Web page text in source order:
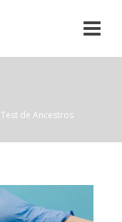
Test de Ancestros